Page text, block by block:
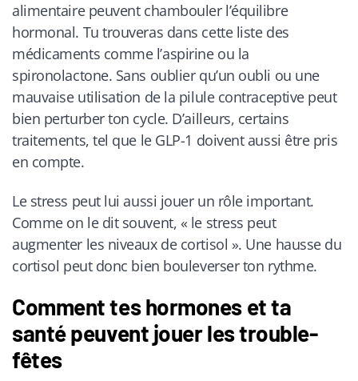
alimentaire peuvent chambouler l’équilibre
hormonal. Tu trouveras dans cette liste des
médicaments comme l’aspirine ou la
spironolactone. Sans oublier qu’un oubli ou une
mauvaise utilisation de la pilule contraceptive peut
bien perturber ton cycle. D’ailleurs, certains
traitements, tel que le GLP-1 doivent aussi être pris
en compte.
Le stress peut lui aussi jouer un rôle important.
Comme on le dit souvent, « le stress peut
augmenter les niveaux de cortisol ». Une hausse du
cortisol peut donc bien bouleverser ton rythme.
Comment tes hormones et ta
santé peuvent jouer les trouble-
fêtes